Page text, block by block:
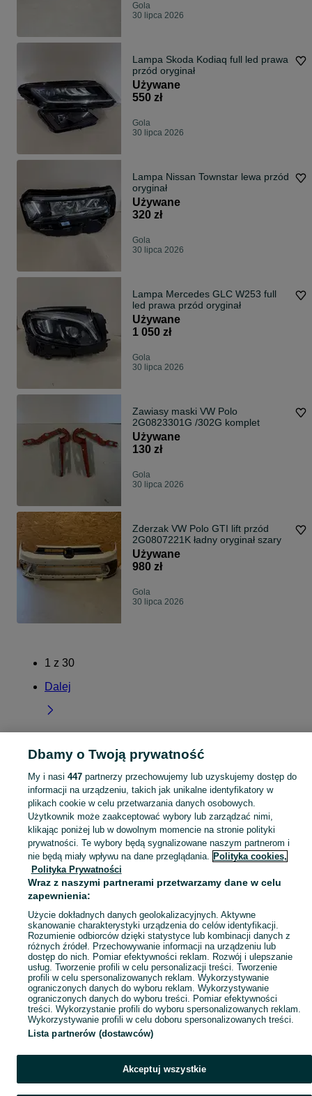
Gola
30 lipca 2026
Lampa Skoda Kodiaq full led prawa
przód oryginał
Używane
550 zł
Gola
30 lipca 2026
Lampa Nissan Townstar lewa przód
oryginał
Używane
320 zł
Gola
30 lipca 2026
Lampa Mercedes GLC W253 full
led prawa przód oryginał
Używane
1 050 zł
Gola
30 lipca 2026
Zawiasy maski VW Polo
2G0823301G /302G komplet
Używane
130 zł
Gola
30 lipca 2026
Zderzak VW Polo GTI lift przód
2G0807221K ładny oryginał szary
Używane
980 zł
Gola
30 lipca 2026
1 z 30
Dalej
Strona główna Wielkopolskie Gola
KATEGORIA
Skorzystaj z największego serwisu ogłoszeniowego - Gola i okolice! Kupuj to, czego pragniesz i sprzedawaj to, czego już nie potrzebujesz! Zobacz
Mapa kategorii
Mapa miejscowości
Mapa ministron
Popularne wyszukiwania
Dbamy o Twoją prywatność
My i nasi 447partnerzy przechowujemy lub uzyskujemy dostęp do
informacji na urządzeniu, takich jak unikalne identyfikatory w
plikach cookie w celu przetwarzania danych osobowych.
Użytkownik może zaakceptować wybory lub zarządzać nimi,
klikając poniżej lub w dowolnym momencie na stronie polityki
prywatności. Te wybory będą sygnalizowane naszym partnerom i
nie będą miały wpływu na dane przeglądania. Polityka cookies,
Polityka Prywatności
Wraz z naszymi partnerami przetwarzamy dane w celu
zapewnienia:
Użycie dokładnych danych geolokalizacyjnych. Aktywne
skanowanie charakterystyki urządzenia do celów identyfikacji.
Rozumienie odbiorców dzięki statystyce lub kombinacji danych z
różnych źródeł. Przechowywanie informacji na urządzeniu lub
dostęp do nich. Pomiar efektywności reklam. Rozwój i ulepszanie
usług. Tworzenie profili w celu personalizacji treści. Tworzenie
profili w celu spersonalizowanych reklam. Wykorzystywanie
ograniczonych danych do wyboru reklam. Wykorzystywanie
ograniczonych danych do wyboru treści. Pomiar efektywności
treści. Wykorzystanie profili do wyboru spersonalizowanych reklam.
Wykorzystywanie profili w celu doboru spersonalizowanych treści.
Lista partnerów (dostawców)
Akceptuj wszystkie